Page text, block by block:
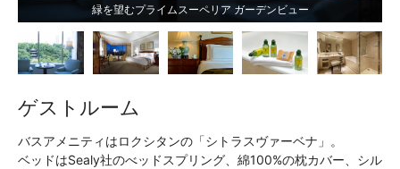
緑を望むプライムスーペリア ガーデンビュー
ゲストルーム
バスアメニティはロクシタンの「シトラスヴァーベナ」。
ベッドはSealy社のべッドスプリング、綿100%の枕カバー、シル